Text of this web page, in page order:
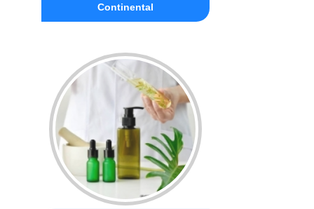
Continental